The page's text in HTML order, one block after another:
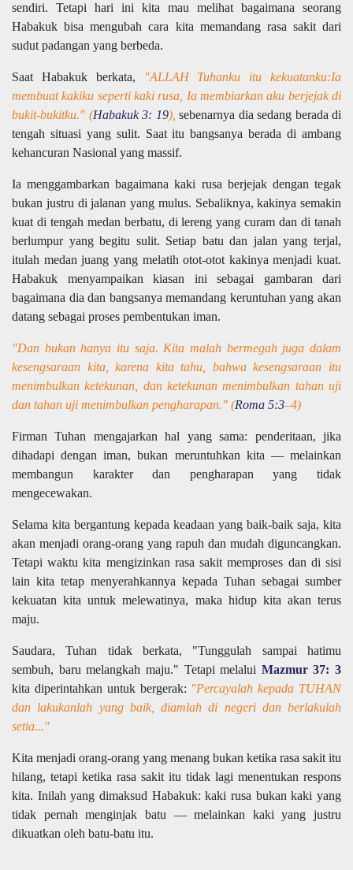
sendiri. Tetapi hari ini kita mau melihat bagaimana seorang
Habakuk bisa mengubah cara kita memandang rasa sakit dari
sudut padangan yang berbeda.
Saat Habakuk berkata, "ALLAH Tuhanku itu kekuatanku:Ia
membuat kakiku seperti kaki rusa, Ia membiarkan aku berjejak di
bukit-bukitku." (Habakuk 3: 19), sebenarnya dia sedang berada di
tengah situasi yang sulit. Saat itu bangsanya berada di ambang
kehancuran Nasional yang massif.
Ia menggambarkan bagaimana kaki rusa berjejak dengan tegak
bukan justru di jalanan yang mulus. Sebaliknya, kakinya semakin
kuat di tengah medan berbatu, di lereng yang curam dan di tanah
berlumpur yang begitu sulit. Setiap batu dan jalan yang terjal,
itulah medan juang yang melatih otot-otot kakinya menjadi kuat.
Habakuk menyampaikan kiasan ini sebagai gambaran dari
bagaimana dia dan bangsanya memandang keruntuhan yang akan
datang sebagai proses pembentukan iman.
"Dan bukan hanya itu saja. Kita malah bermegah juga dalam
kesengsaraan kita, karena kita tahu, bahwa kesengsaraan itu
menimbulkan ketekunan, dan ketekunan menimbulkan tahan uji
dan tahan uji menimbulkan pengharapan." (Roma 5:3–4)
Firman Tuhan mengajarkan hal yang sama: penderitaan, jika
dihadapi dengan iman, bukan meruntuhkan kita — melainkan
membangun karakter dan pengharapan yang tidak
mengecewakan.
Selama kita bergantung kepada keadaan yang baik-baik saja, kita
akan menjadi orang-orang yang rapuh dan mudah diguncangkan.
Tetapi waktu kita mengizinkan rasa sakit memproses dan di sisi
lain kita tetap menyerahkannya kepada Tuhan sebagai sumber
kekuatan kita untuk melewatinya, maka hidup kita akan terus
maju.
Saudara, Tuhan tidak berkata, "Tunggulah sampai hatimu
sembuh, baru melangkah maju." Tetapi melalui Mazmur 37: 3
kita diperintahkan untuk bergerak: "Percayalah kepada TUHAN
dan lakukanlah yang baik, diamlah di negeri dan berlakulah
setia..."
Kita menjadi orang-orang yang menang bukan ketika rasa sakit itu
hilang, tetapi ketika rasa sakit itu tidak lagi menentukan respons
kita. Inilah yang dimaksud Habakuk: kaki rusa bukan kaki yang
tidak pernah menginjak batu — melainkan kaki yang justru
dikuatkan oleh batu-batu itu.